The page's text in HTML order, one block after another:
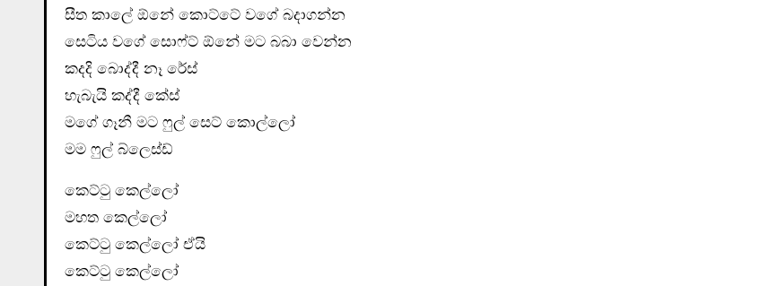
සීත කාලේ ඕනේ කොට්ටේ වගේ බදාගන්න
සෙටිය වගේ සොෆ්ට් ඕනේ මට බබා වෙන්න
කදදි බොද්දී නෑ රේස්
හැබැයි කද්දී කේස්
මගේ ගෑනී මට ෆුල් සෙට් කොල්ලෝ
මම ෆුල් බ්ලෙස්ඩ්
කෙට්ටු කෙල්ලෝ
මහත කෙල්ලෝ
කෙට්ටු කෙල්ලෝ ඒයි
කෙට්ටු කෙල්ලෝ